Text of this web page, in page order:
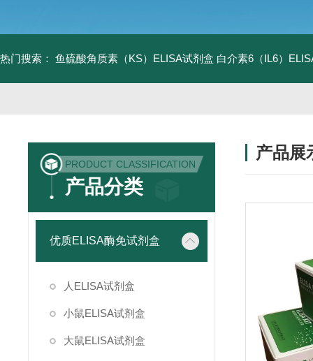
热门搜索： 鱼硫酸角质素（KS）ELISA试剂盒 白介素6（IL6）
PRODUCT CLASSIFICATION
产品分类
优质ELISA酶免试剂盒
人ELISA试剂盒
小鼠ELISA试剂盒
大鼠ELISA试剂盒
产品展